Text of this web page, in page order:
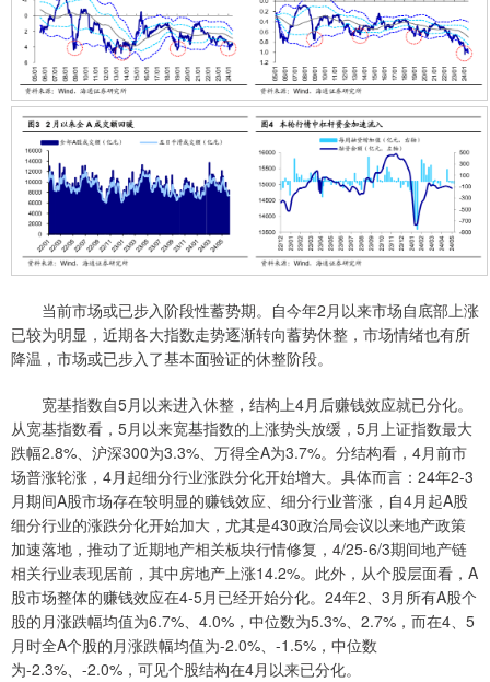
当前市场或已步入阶段性蓄势期。自今年2月以来市场自底部上涨
已较为明显，近期各大指数走势逐渐转向蓄势休整，市场情绪也有所
降温，市场或已步入了基本面验证的休整阶段。
宽基指数自5月以来进入休整，结构上4月后赚钱效应就已分化。
从宽基指数看，5月以来宽基指数的上涨势头放缓，5月上证指数最大
跌幅2.8%、沪深300为3.3%、万得全A为3.7%。分结构看，4月前市
场普涨轮涨，4月起细分行业涨跌分化开始增大。具体而言：24年2-3
月期间A股市场存在较明显的赚钱效应、细分行业普涨，自4月起A股
细分行业的涨跌分化开始加大，尤其是430政治局会议以来地产政策
加速落地，推动了近期地产相关板块行情修复，4/25-6/3期间地产链
相关行业表现居前，其中房地产上涨14.2%。此外，从个股层面看，A
股市场整体的赚钱效应在4-5月已经开始分化。24年2、3月所有A股个
股的月涨跌幅均值为6.7%、4.0%，中位数为5.3%、2.7%，而在4、5
月时全A个股的月涨跌幅均值为-2.0%、-1.5%，中位数
为-2.3%、-2.0%，可见个股结构在4月以来已分化。